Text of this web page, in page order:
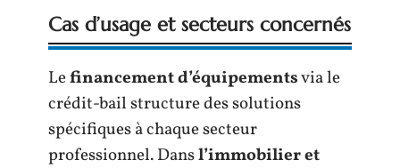
Cas d’usage et secteurs concernés
Lefinancement d’équipementsvia le
crédit-bail structure des solutions
spécifiques à chaque secteur
professionnel. Dansl’immobilier et